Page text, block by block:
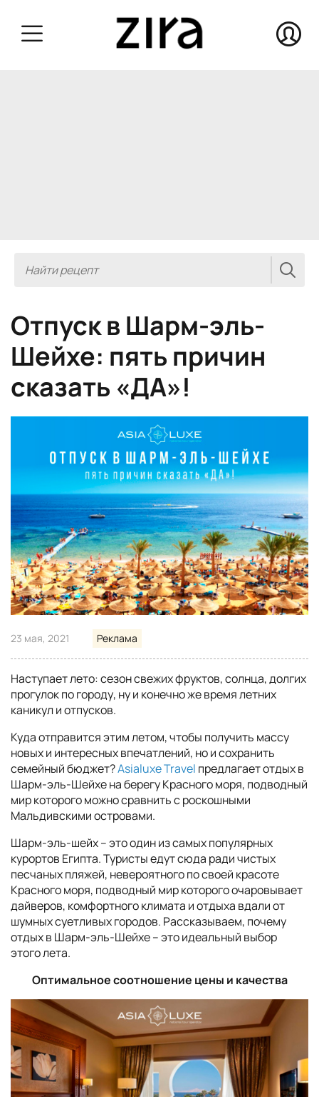
Отпуск в Шарм-эль-
Шейхе: пять причин
сказать «ДА»!
23 мая, 2021 Реклама
Наступает лето: сезон свежих фруктов, солнца, долгих
прогулок по городу, ну и конечно же время летних
каникул и отпусков.
Куда отправится этим летом, чтобы получить массу
новых и интересных впечатлений, но и сохранить
семейный бюджет?Asialuxe Travel предлагает отдых в
Шарм-эль-Шейхе на берегу Красного моря, подводный
мир которого можно сравнить с роскошными
Мальдивскими островами.
Шарм-эль-шейх – это один из самых популярных
курортов Египта. Туристы едут сюда ради чистых
песчаных пляжей, невероятного по своей красоте
Красного моря, подводный мир которого очаровывает
дайверов, комфортного климата и отдыха вдали от
шумных суетливых городов. Рассказываем, почему
отдых в Шарм-эль-Шейхе – это идеальный выбор
этого лета.
Оптимальное соотношение цены и качества